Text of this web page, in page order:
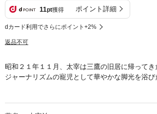
11pt獲得 ポイント詳細
dカード利用でさらにポイント+2%
返品不可
昭和２１年１１月、太宰は三鷹の旧居に帰って
ジャーナリズムの寵児として華やかな脚光を浴
つひとつの作品に精魂を打ち込み、太宰文学